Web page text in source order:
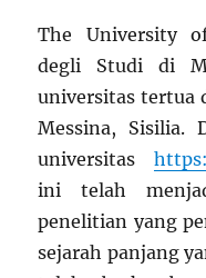
The University
degli Studi di
universitas tertua
Messina, Sisilia.
universitas
ini telah
penelitian yang
sejarah panjang